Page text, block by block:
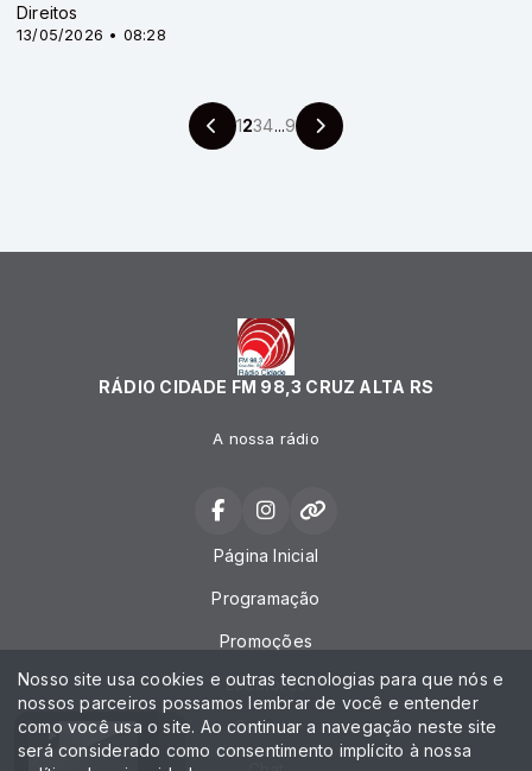
13/05/2026 • 08:28
Direitos
1234...9
RÁDIO CIDADE FM 98,3 CRUZ ALTA RS
A nossa rádio
Página Inicial
Programação
Promoções
Locutores
Contato
Nosso site usa cookies e outras tecnologias para que nós e
nossos parceiros possamos lembrar de você e entender
como você usa o site. Ao continuar a navegação neste site
será considerado como consentimento implícito à nossa